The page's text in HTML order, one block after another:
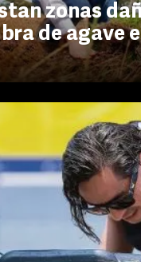
zonas
de agave